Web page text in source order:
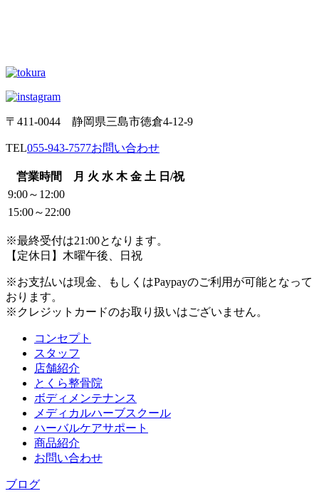
〒411-0044 静岡県三島市徳倉4-12-9
TEL055-943-7577お問い合わせ
営業時間 月 火 水 木 金 土 日/祝
9:00～12:00
15:00～22:00
※最終受付は21:00となります。
【定休日】木曜午後、日祝
※お支払いは現金、もしくはPaypayのご利用が可能となって
おります。
※クレジットカードのお取り扱いはございません。
コンセプト
スタッフ
店舗紹介
とくら整骨院
ボディメンテナンス
メディカルハーブスクール
ハーバルケアサポート
商品紹介
お問い合わせ
ブログ